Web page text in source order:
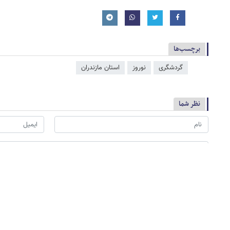
برچسب‌ها
گردشگری نوروز استان مازندران
نظر شما